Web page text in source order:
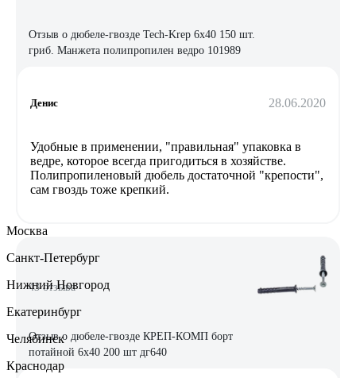
Отзыв о дюбеле-гвозде Tech-Krep 6х40 150 шт.
гриб. Манжета полипропилен ведро 101989
Денис 28.06.2020
Удобные в применении, "правильная" упаковка в
ведре, которое всегда пригодиться в хозяйстве.
Полипропиленовый дюбель достаточной "крепости",
сам гвоздь тоже крепкий.
43 отзыва
Отзыв о дюбеле-гвозде КРЕП-КОМП борт
потайной 6х40 200 шт дг640
Москва
Санкт-Петербург
Нижний Новгород
Екатеринбург
Челябинск
Краснодар